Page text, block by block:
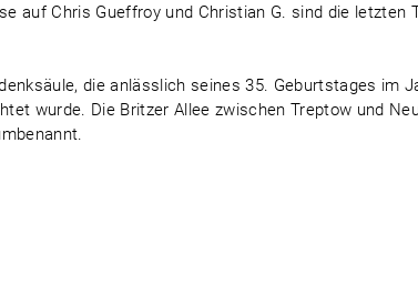
auf Chris Gueffroy und Christian G. sind die letzten
die anlässlich seines 35. Geburtstages im
wurde. Die Britzer Allee zwischen Treptow und